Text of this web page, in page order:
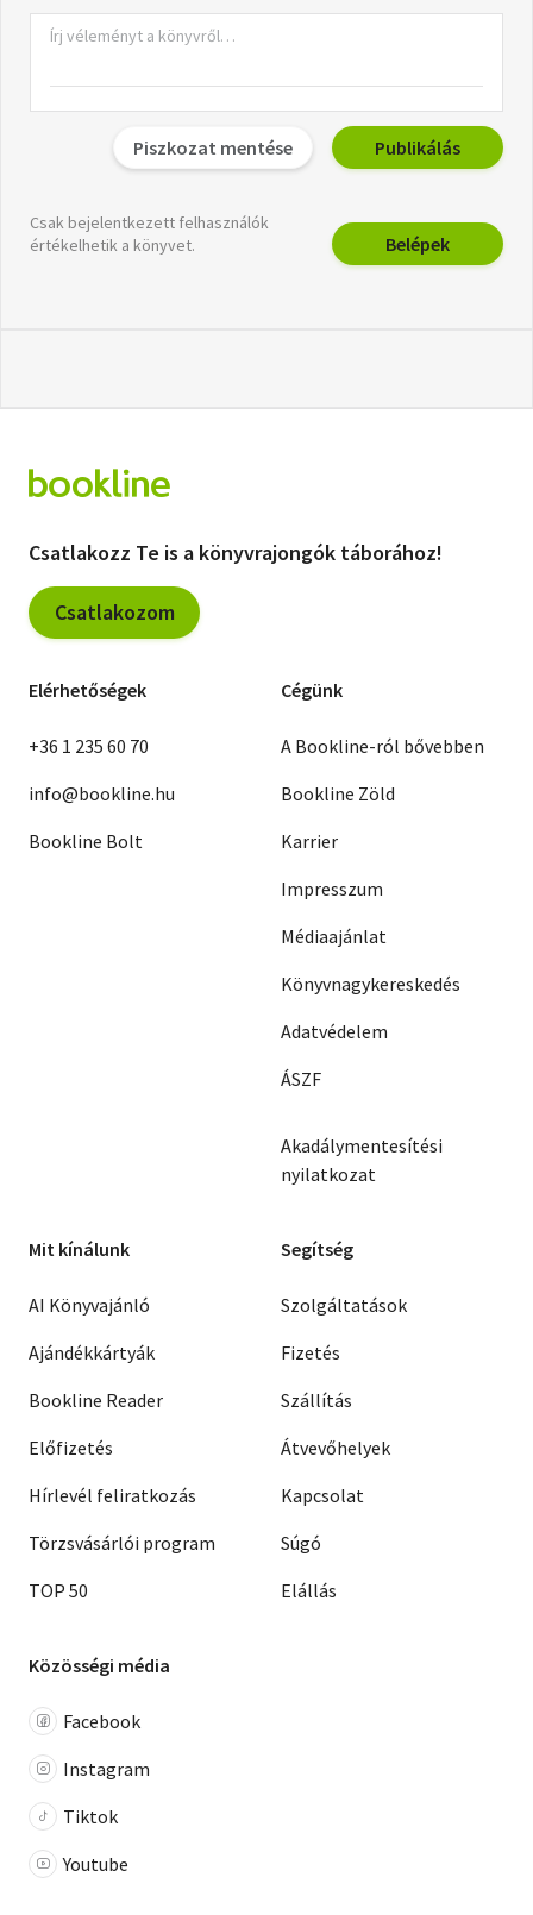
Piszkozat mentése Publikálás
Csak bejelentkezett felhasználók
értékelhetik a könyvet.
Belépek
Csatlakozz Te is a könyvrajongók táborához!
Csatlakozom
Elérhetőségek
+36 1 235 60 70
info@bookline.hu
Bookline Bolt
Cégünk
A Bookline-ról bővebben
Bookline Zöld
Karrier
Impresszum
Médiaajánlat
Könyvnagykereskedés
Adatvédelem
ÁSZF
Akadálymentesítési
nyilatkozat
Mit kínálunk
AI Könyvajánló
Ajándékkártyák
Bookline Reader
Előfizetés
Hírlevél feliratkozás
Törzsvásárlói program
TOP 50
Segítség
Szolgáltatások
Fizetés
Szállítás
Átvevőhelyek
Kapcsolat
Súgó
Elállás
Közösségi média
Facebook
Instagram
Tiktok
Youtube